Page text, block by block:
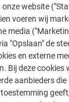
laat
projecten met de
voor dak,
website
voeren wij
media
"Opslaan" de
en externe
Bij deze cookies
aanbieders